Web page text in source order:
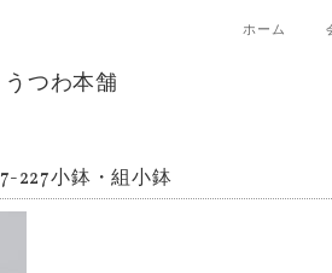
ホーム
うつわ本舗
227小鉢・組小鉢